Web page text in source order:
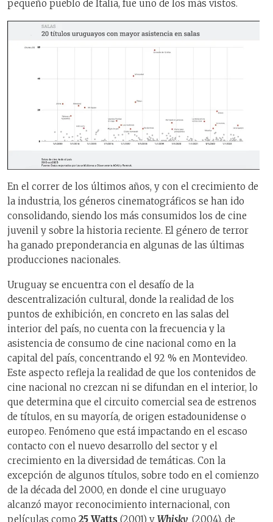
pequeño pueblo de Italia, fue uno de los más vistos.
En el correr de los últimos años, y con el crecimiento de
la industria, los géneros cinematográficos se han ido
consolidando, siendo los más consumidos los de cine
juvenil y sobre la historia reciente. El género de terror
ha ganado preponderancia en algunas de las últimas
producciones nacionales.
Uruguay se encuentra con el desafío de la
descentralización cultural, donde la realidad de los
puntos de exhibición, en concreto en las salas del
interior del país, no cuenta con la frecuencia y la
asistencia de consumo de cine nacional como en la
capital del país, concentrando el 92 % en Montevideo.
Este aspecto refleja la realidad de que los contenidos de
cine nacional no crezcan ni se difundan en el interior, lo
que determina que el circuito comercial sea de estrenos
de títulos, en su mayoría, de origen estadounidense o
europeo. Fenómeno que está impactando en el escaso
contacto con el nuevo desarrollo del sector y el
crecimiento en la diversidad de temáticas. Con la
excepción de algunos títulos, sobre todo en el comienzo
de la década del 2000, en donde el cine uruguayo
alcanzó mayor reconocimiento internacional, con
películas como 25 Watts (2001) y Whisky (2004), de